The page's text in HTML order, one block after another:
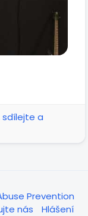
sdílejte a
Prevention
nás
Hlášení